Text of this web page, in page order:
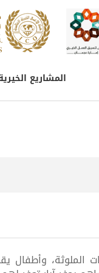
المشاريع
الملوثة،